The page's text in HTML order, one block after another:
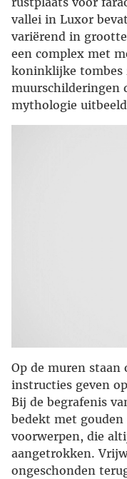
vallei in Luxor
variërend in
een complex met
koninklijke tombes
muurschilderingen
mythologie
Op de muren staan
instructies geven
Bij de begrafenis
bedekt met gouden
voorwerpen, die
aangetrokken.
ongeschonden